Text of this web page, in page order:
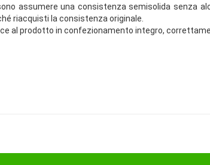
assumere una consistenza semisolida senza
riacquisti la consistenza originale.
al prodotto in confezionamento integro,